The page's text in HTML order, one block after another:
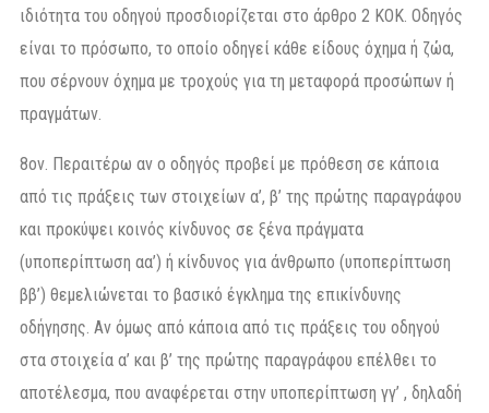
ιδιότητα του οδηγού προσδιορίζεται στο άρθρο 2 ΚΟΚ. Οδηγός
είναι το πρόσωπο, το οποίο οδηγεί κάθε είδους όχημα ή ζώα,
που σέρνουν όχημα με τροχούς για τη μεταφορά προσώπων ή
πραγμάτων.
8ον. Περαιτέρω αν ο οδηγός προβεί με πρόθεση σε κάποια
από τις πράξεις των στοιχείων α’, β’ της πρώτης παραγράφου
και προκύψει κοινός κίνδυνος σε ξένα πράγματα
(υποπερίπτωση αα’) ή κίνδυνος για άνθρωπο (υποπερίπτωση
ββ’) θεμελιώνεται το βασικό έγκλημα της επικίνδυνης
οδήγησης. Αν όμως από κάποια από τις πράξεις του οδηγού
στα στοιχεία α’ και β’ της πρώτης παραγράφου επέλθει το
αποτέλεσμα, που αναφέρεται στην υποπερίπτωση γγ’ , δηλαδή